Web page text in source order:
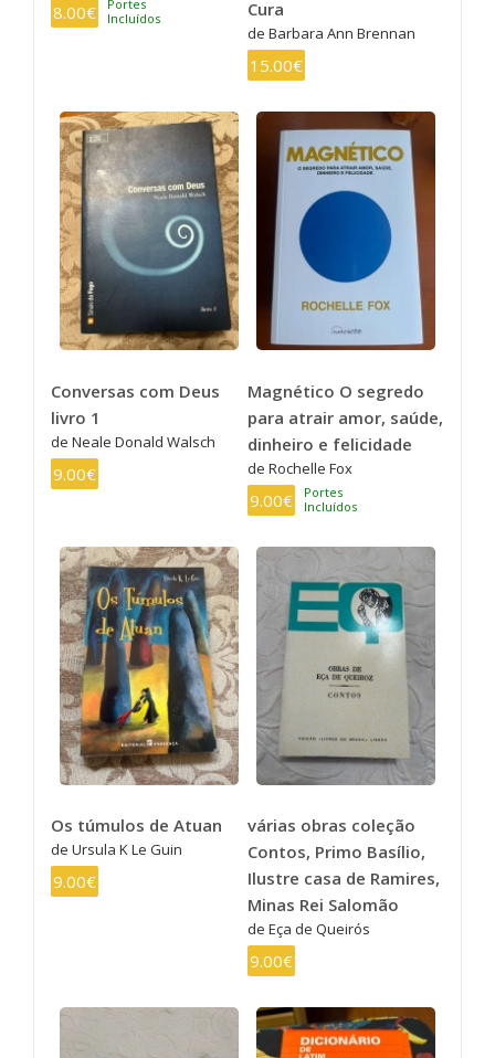
8.00€
Portes
Incluídos
Cura
de Barbara Ann Brennan
15.00€
Conversas com Deus
livro 1
de Neale Donald Walsch
9.00€
Magnético O segredo
para atrair amor, saúde,
dinheiro e felicidade
de Rochelle Fox
9.00€
Portes
Incluídos
Os túmulos de Atuan
de Ursula K Le Guin
9.00€
várias obras coleção
Contos, Primo Basílio,
Ilustre casa de Ramires,
Minas Rei Salomão
de Eça de Queirós
9.00€